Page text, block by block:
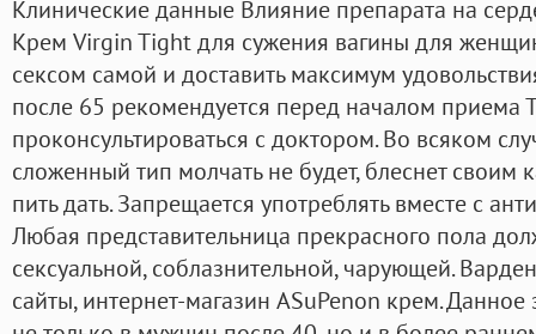
Клинические данные Влияние препарата на
Крем Virgin Tight для сужения вагины для
сексом самой и доставить максимум
после 65 рекомендуется перед началом приема
проконсультироваться с доктором. Во всяком
сложенный тип молчать не будет, блеснет
пить дать. Запрещается употреблять вместе с
Любая представительница прекрасного пола
сексуальной, соблазнительной, чарующей.
сайты, интернет-магазин ASuPenon крем.